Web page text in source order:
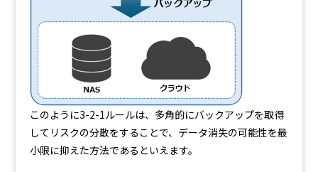
このように3-2-1ルールは、多角的にバックアップを取得
してリスクの分散をすることで、データ消失の可能性を最
小限に抑えた方法であるといえます。